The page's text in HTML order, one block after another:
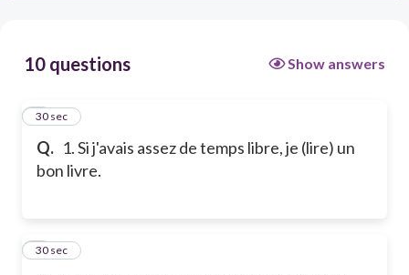
10 questions Show answers
Q. 1. Si j'avais assez de temps libre, je (lire) un
bon livre.
1
30 sec
2
30 sec